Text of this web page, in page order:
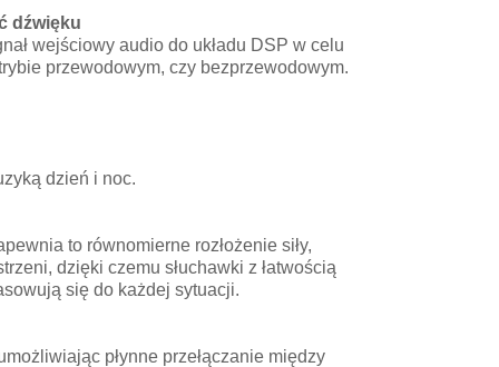
dźwięku
wejściowy audio do układu DSP w celu
przewodowym, czy bezprzewodowym.
dzień i noc.
to równomierne rozłożenie siły,
dzięki czemu słuchawki z łatwością
się do każdej sytuacji.
płynne przełączanie między